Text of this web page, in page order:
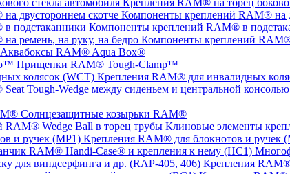
Крепления RAM® на торец
Компоненты креплений RAM® на
Компоненты креплений RAM® в
Компоненты креплений RAM®
Аквабоксы RAM® Aqua Box®
Прищепки RAM® Tough-Clamp™
Крепления RAM® для инвалидных
Солнцезащитные козырьки RAM®
Клиновые элементы
Крепления RAM® для блокнотов и ручек
Крепления RAM®